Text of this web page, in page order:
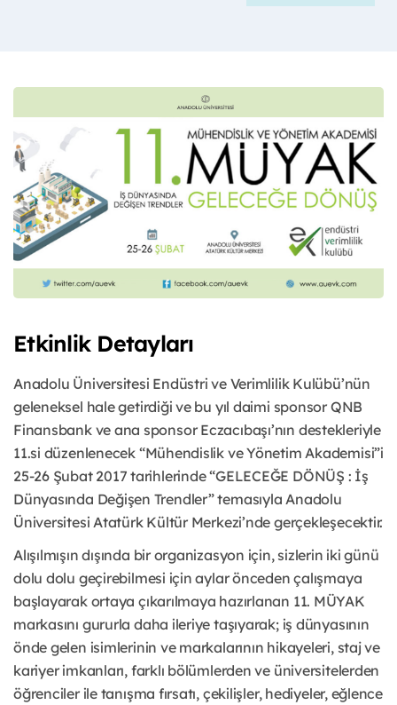
Etkinlik Detayları
Anadolu Üniversitesi Endüstri ve Verimlilik Kulübü’nün
geleneksel hale getirdiği ve bu yıl daimi sponsor QNB
Finansbank ve ana sponsor Eczacıbaşı’nın destekleriyle
11.si düzenlenecek “Mühendislik ve Yönetim Akademisi”i
25-26 Şubat 2017 tarihlerinde “GELECEĞE DÖNÜŞ : İş
Dünyasında Değişen Trendler” temasıyla Anadolu
Üniversitesi Atatürk Kültür Merkezi’nde gerçekleşecektir.
Alışılmışın dışında bir organizasyon için, sizlerin iki günü
dolu dolu geçirebilmesi için aylar önceden çalışmaya
başlayarak ortaya çıkarılmaya hazırlanan 11. MÜYAK
markasını gururla daha ileriye taşıyarak; iş dünyasının
önde gelen isimlerinin ve markalarının hikayeleri, staj ve
kariyer imkanları, farklı bölümlerden ve üniversitelerden
öğrenciler ile tanışma fırsatı, çekilişler, hediyeler, eğlence